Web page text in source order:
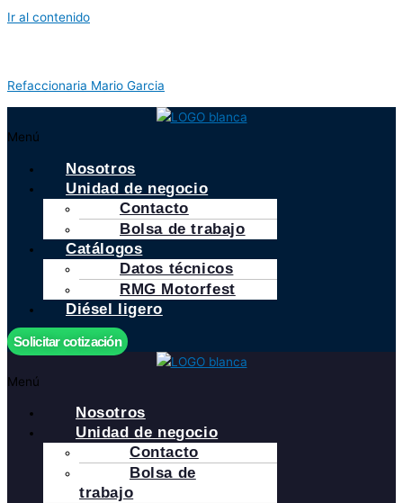
Ir al contenido
Refaccionaria Mario Garcia
Menú
Nosotros
Unidad de negocio
Contacto
Bolsa de trabajo
Catálogos
Datos técnicos
RMG Motorfest
Diésel ligero
Solicitar cotización
Menú
Nosotros
Unidad de negocio
Contacto
Bolsa de
trabajo